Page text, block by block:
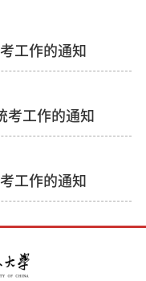
工作的通知
考工作的通知
工作的通知